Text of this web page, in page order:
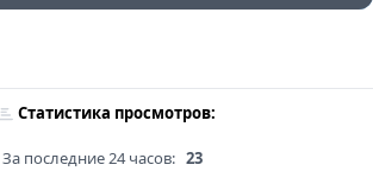
Статистика просмотров:
За последние 24 часов: 23